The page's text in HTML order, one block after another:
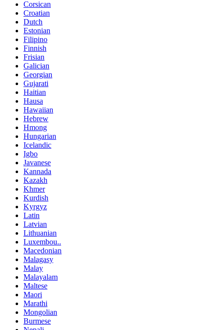
Corsican
Croatian
Dutch
Estonian
Filipino
Finnish
Frisian
Galician
Georgian
Gujarati
Haitian
Hausa
Hawaiian
Hebrew
Hmong
Hungarian
Icelandic
Igbo
Javanese
Kannada
Kazakh
Khmer
Kurdish
Kyrgyz
Latin
Latvian
Lithuanian
Luxembou..
Macedonian
Malagasy
Malay
Malayalam
Maltese
Maori
Marathi
Mongolian
Burmese